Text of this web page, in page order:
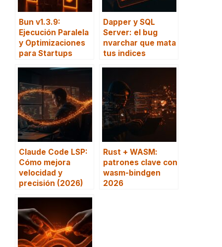
Bun v1.3.9:
Ejecución Paralela
y Optimizaciones
para Startups
Dapper y SQL
Server: el bug
nvarchar que mata
tus indices
Claude Code LSP:
Cómo mejora
velocidad y
precisión (2026)
Rust + WASM:
patrones clave con
wasm-bindgen
2026